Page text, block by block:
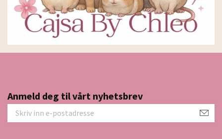
Anmeld deg til vårt nyhetsbrev